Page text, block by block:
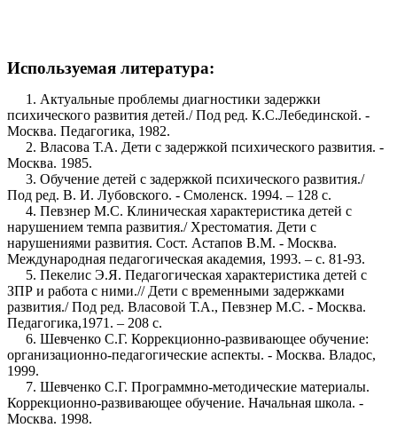
Используемая литература:
1. Актуальные проблемы диагностики задержки
психического развития детей./ Под ред. К.С.Лебединской. -
Москва. Педагогика, 1982.
2. Власова Т.А. Дети с задержкой психического развития. -
Москва. 1985.
3. Обучение детей с задержкой психического развития./
Под ред. В. И. Лубовского. - Смоленск. 1994. – 128 с.
4. Певзнер М.С. Клиническая характеристика детей с
нарушением темпа развития./ Хрестоматия. Дети с
нарушениями развития. Сост. Астапов В.М. - Москва.
Международная педагогическая академия, 1993. – с. 81-93.
5. Пекелис Э.Я. Педагогическая характеристика детей с
ЗПР и работа с ними.// Дети с временными задержками
развития./ Под ред. Власовой Т.А., Певзнер М.С. - Москва.
Педагогика,1971. – 208 с.
6. Шевченко С.Г. Коррекционно-развивающее обучение:
организационно-педагогические аспекты. - Москва. Владос,
1999.
7. Шевченко С.Г. Программно-методические материалы.
Коррекционно-развивающее обучение. Начальная школа. -
Москва. 1998.